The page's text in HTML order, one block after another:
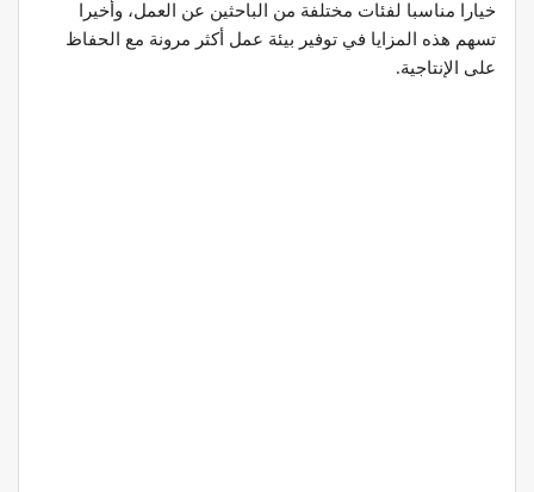
خيارا مناسبا لفئات مختلفة من الباحثين عن العمل، وأخيرا
تسهم هذه المزايا في توفير بيئة عمل أكثر مرونة مع الحفاظ
على الإنتاجية.